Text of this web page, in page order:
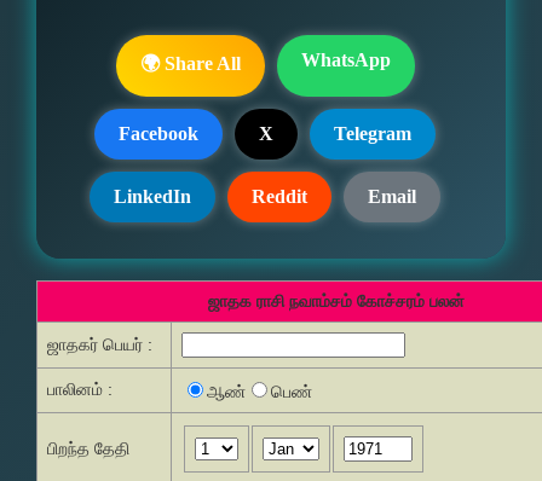
🌍 Share All WhatsApp
Facebook X Telegram
LinkedIn Reddit Email
ஜாதக ராசி நவாம்சம் கோச்சரம் பலன்
ஜாதகர் பெயர் :
பாலினம் : ஆண் பெண்
பிறந்த தேதி